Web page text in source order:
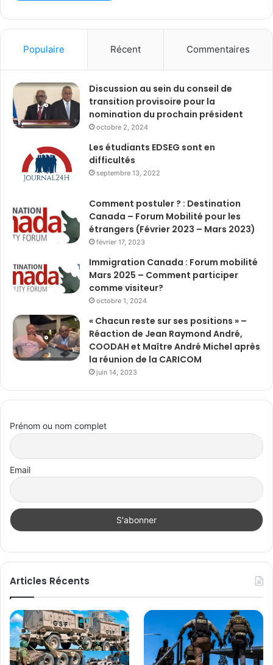
Populaire Récent Commentaires
Discussion au sein du conseil de
transition provisoire pour la
nomination du prochain président
octobre 2, 2024
Les étudiants EDSEG sont en
difficultés
septembre 13, 2022
Comment postuler ? : Destination
Canada – Forum Mobilité pour les
étrangers (Février 2023 – Mars 2023)
février 17, 2023
Immigration Canada : Forum mobilité
Mars 2025 – Comment participer
comme visiteur?
octobre 1, 2024
« Chacun reste sur ses positions » –
Réaction de Jean Raymond André,
COODAH et Maître André Michel après
la réunion de la CARICOM
juin 14, 2023
Prénom ou nom complet
Email
Articles Récents